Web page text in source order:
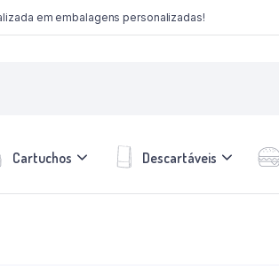
em embalagens personalizadas!
Cartuchos Descartáveis